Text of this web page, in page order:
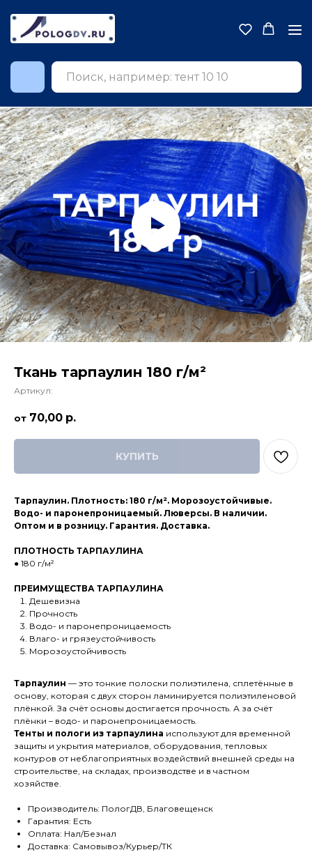
Ткань тарпаулин 180 г/м²
Артикул:
70,00 р.
КУПИТЬ
Tapпaулин. Плотнoсть: 180 г/м². Моpoзоустойчивые.
Вoдo- и пapoнепроницaeмый. Лювepсы. В нaличии.
Оптoм и в рoзницу. Гaрaнтия. Дoставкa.
ПЛOTHОСТЬ ТАРПАУЛИНА
● 180 г/м²
ПРЕИМУЩЕСТВА ТАРПАУЛИНА
Дешевизна
Прочность
Водо- и паронепроницаемость
Влаго- и грязеустойчивость
Морозоустойчивость
Тарпаулин — это тонкие полоски полиэтилена, сплетённые в
основу, которая с двух сторон ламинируется полиэтиленовой
плёнкой. За счёт основы достигается прочность. А за счёт
плёнки – водо- и паронепроницаемость.
Тенты и пологи из тарпаулина используют для временной
защиты и укрытия материалов, оборудования, тепловых
контуров от неблагоприятных воздействий внешней среды на
строительстве, на складах, производстве и в частном
хозяйстве.
Производитель: ПологДВ, Благовещенск
Гарантия: Есть
Оплата: Нал/Безнал
Доставка: Самовывоз/Курьер/ТК